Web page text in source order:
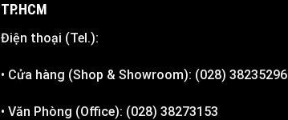
TP.HCM
Điện thoại (Tel.):
• Cửa hàng (Shop & Showroom): (028) 38235296
• Văn Phòng (Office): (028) 38273153